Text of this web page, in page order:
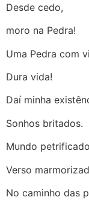
Desde cedo,
moro na Pedra!
Uma Pedra com
Dura vida!
Daí minha
Sonhos britados.
Mundo
Verso
No caminho das